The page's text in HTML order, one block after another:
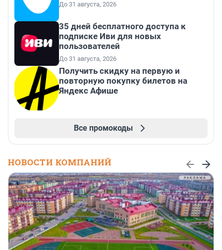
До 31 августа, 2026
35 дней бесплатного доступа к
подписке Иви для новых
пользователей
До 31 августа, 2026
Получить скидку на первую и
повторную покупку билетов на
Яндекс Афише
Все промокоды
НОВОСТИ КОМПАНИЙ